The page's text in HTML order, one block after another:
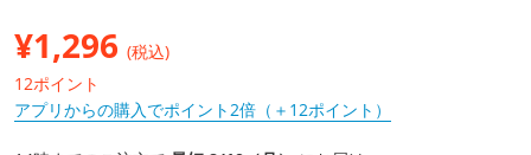
¥1,296 (税込)
12ポイント
アプリからの購入でポイント2倍（＋12ポイント）